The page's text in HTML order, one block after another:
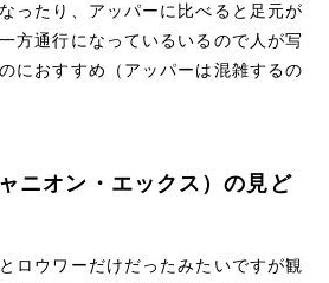
ったり、アッパーに比べると足元が
方通行になっているいるので人が写
におすすめ（アッパーは混雑するの
オン・エックス）の見ど
ロウワーだけだったみたいですが観